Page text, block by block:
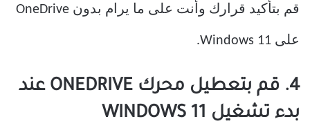
قم بتأكيد قرارك وأنت على ما يرام بدون OneDrive
على Windows 11.
4. قم بتعطيل محرك ONEDRIVE عند
بدء تشغيل WINDOWS 11